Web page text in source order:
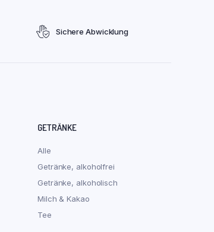
Sichere Abwicklung
GETRÄNKE
Alle
Getränke, alkoholfrei
Getränke, alkoholisch
Milch & Kakao
Tee